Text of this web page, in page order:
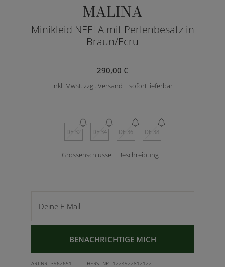
MALINA
Minikleid NEELA mit Perlenbesatz in
Braun/Ecru
290,00 €
inkl. MwSt. zzgl. Versand | sofort lieferbar
DE 32 DE 34 DE 36 DE 38
Grössenschlüssel Beschreibung
BENACHRICHTIGE MICH
ART.NR.: 3962651 HERST.NR.: 1224922812122